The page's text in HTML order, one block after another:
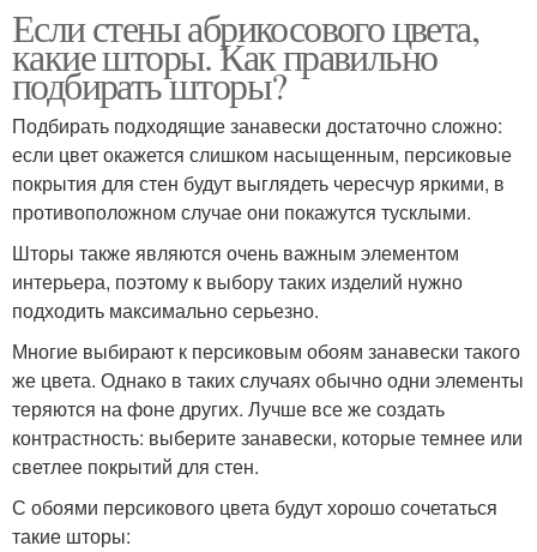
Если стены абрикосового цвета,
какие шторы. Как правильно
подбирать шторы?
Подбирать подходящие занавески достаточно сложно:
если цвет окажется слишком насыщенным, персиковые
покрытия для стен будут выглядеть чересчур яркими, в
противоположном случае они покажутся тусклыми.
Шторы также являются очень важным элементом
интерьера, поэтому к выбору таких изделий нужно
подходить максимально серьезно.
Многие выбирают к персиковым обоям занавески такого
же цвета. Однако в таких случаях обычно одни элементы
теряются на фоне других. Лучше все же создать
контрастность: выберите занавески, которые темнее или
светлее покрытий для стен.
С обоями персикового цвета будут хорошо сочетаться
такие шторы: